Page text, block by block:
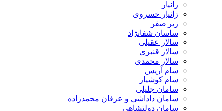
زانیار خسروی
زیر صفر
ساسان شفانژاد
سالار عقیلی
سالار قنبری
سالار محمدی
سام آریس
سام کوشیار
سامان جلیلی
سامان داداشی و عرفان محمدزاده
سامان دولتشاهی